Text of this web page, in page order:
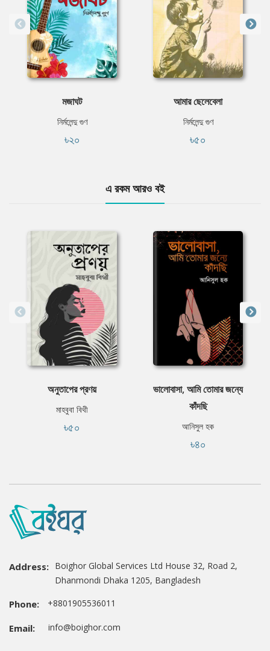
মজাঘট
নির্মলেন্দু গুণ
৳২০
আমার ছেলেবেলা
নির্মলেন্দু গুণ
৳৫০
এ রকম আরও বই
অনুতাপের প্রণয়
মাহবুবা বিথী
৳৫০
ভালোবাসা, আমি তোমার জন্যে
কাঁদছি
আনিসুল হক
৳৪০
Address: Boighor Global Services Ltd House 32, Road 2,
Dhanmondi Dhaka 1205, Bangladesh
Phone: +8801905536011
Email: info@boighor.com